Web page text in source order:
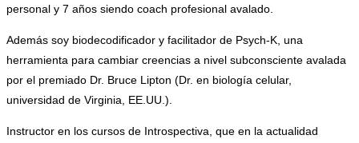
personal y 7 años siendo coach profesional avalado.
Además soy biodecodificador y facilitador de Psych-K, una
herramienta para cambiar creencias a nivel subconsciente avalada
por el premiado Dr. Bruce Lipton (Dr. en biología celular,
universidad de Virginia, EE.UU.).
Instructor en los cursos de Introspectiva, que en la actualidad